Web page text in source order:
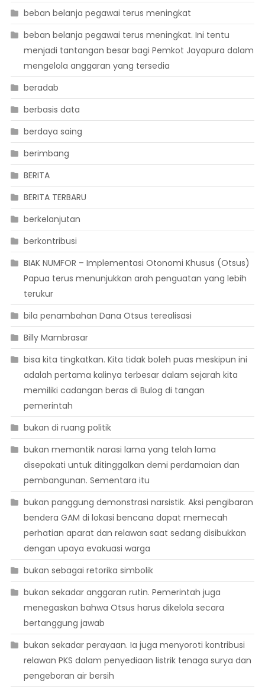
beban belanja pegawai terus meningkat
beban belanja pegawai terus meningkat. Ini tentu
menjadi tantangan besar bagi Pemkot Jayapura dalam
mengelola anggaran yang tersedia
beradab
berbasis data
berdaya saing
berimbang
BERITA
BERITA TERBARU
berkelanjutan
berkontribusi
BIAK NUMFOR – Implementasi Otonomi Khusus (Otsus)
Papua terus menunjukkan arah penguatan yang lebih
terukur
bila penambahan Dana Otsus terealisasi
Billy Mambrasar
bisa kita tingkatkan. Kita tidak boleh puas meskipun ini
adalah pertama kalinya terbesar dalam sejarah kita
memiliki cadangan beras di Bulog di tangan
pemerintah
bukan di ruang politik
bukan memantik narasi lama yang telah lama
disepakati untuk ditinggalkan demi perdamaian dan
pembangunan. Sementara itu
bukan panggung demonstrasi narsistik. Aksi pengibaran
bendera GAM di lokasi bencana dapat memecah
perhatian aparat dan relawan saat sedang disibukkan
dengan upaya evakuasi warga
bukan sebagai retorika simbolik
bukan sekadar anggaran rutin. Pemerintah juga
menegaskan bahwa Otsus harus dikelola secara
bertanggung jawab
bukan sekadar perayaan. Ia juga menyoroti kontribusi
relawan PKS dalam penyediaan listrik tenaga surya dan
pengeboran air bersih